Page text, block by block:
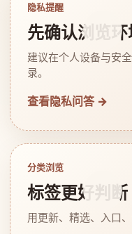
隐私提醒
先确认浏览
建议在个人设备与安
录。
查看隐私问答 →
分类浏览
标签更好判断
用更新、精选、入口